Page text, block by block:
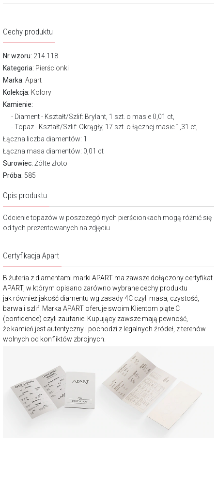
Cechy produktu
Nr wzoru: 214.118
Kategoria: Pierścionki
Marka: Apart
Kolekcja: Kolory
Kamienie:
Diament - Kształt/Szlif: Brylant, 1 szt. o masie 0,01 ct,
Topaz - Kształt/Szlif: Okrągły, 17 szt. o łącznej masie 1,31 ct,
Łączna liczba diamentów: 1
Łączna masa diamentów: 0,01 ct
Surowiec: Żółte złoto
Próba: 585
Opis produktu
Odcienie topazów w poszczególnych pierścionkach mogą różnić się
od tych prezentowanych na zdjęciu.
Certyfikacja Apart
Biżuteria z diamentami marki APART ma zawsze dołączony certyfikat
APART, w którym opisano zarówno wybrane cechy produktu
jak również jakość diamentu wg zasady 4C czyli masa, czystość,
barwa i szlif. Marka APART oferuje swoim Klientom piąte C
(confidence) czyli zaufanie. Kupujący zawsze mają pewność,
że kamień jest autentyczny i pochodzi z legalnych źródeł, z terenów
wolnych od konfliktów zbrojnych.